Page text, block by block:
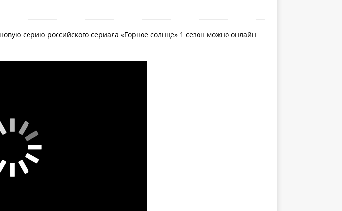
серию российского сериала «Горное солнце» 1 сезон можно онлайн